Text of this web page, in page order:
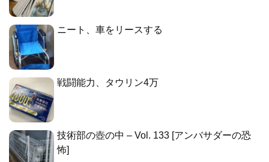
ニート、車をリースする
戦闘能力、タウリン4万
技術部の壺の中 – Vol. 133 [アンバサダーの恐
怖]